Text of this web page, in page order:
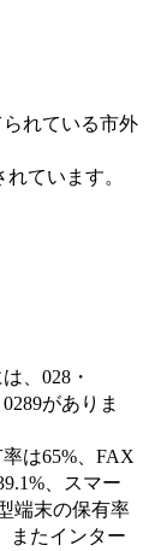
れている市外
ています。
、028・
がありま
は65%、FAX
、スマー
端末の保有率
またインター